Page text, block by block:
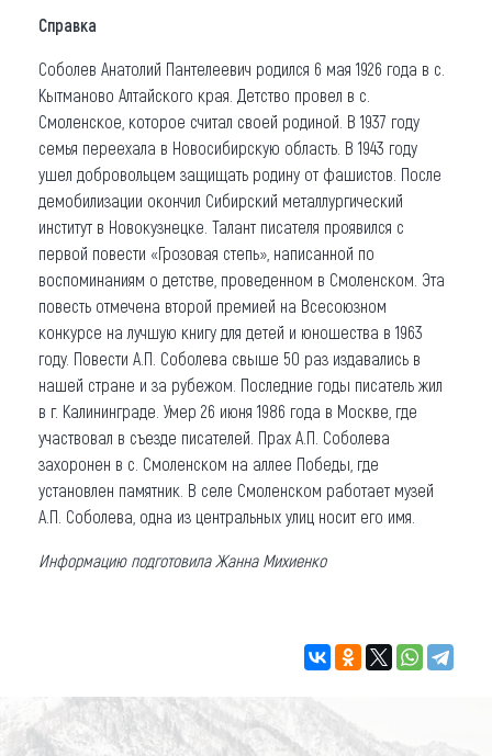
Справка
Соболев Анатолий Пантелеевич родился 6 мая 1926 года в с.
Кытманово Алтайского края. Детство провел в с.
Смоленское, которое считал своей родиной. В 1937 году
семья переехала в Новосибирскую область. В 1943 году
ушел добровольцем защищать родину от фашистов. После
демобилизации окончил Сибирский металлургический
институт в Новокузнецке. Талант писателя проявился с
первой повести «Грозовая степь», написанной по
воспоминаниям о детстве, проведенном в Смоленском. Эта
повесть отмечена второй премией на Всесоюзном
конкурсе на лучшую книгу для детей и юношества в 1963
году. Повести А.П. Соболева свыше 50 раз издавались в
нашей стране и за рубежом. Последние годы писатель жил
в г. Калининграде. Умер 26 июня 1986 года в Москве, где
участвовал в съезде писателей. Прах А.П. Соболева
захоронен в с. Смоленском на аллее Победы, где
установлен памятник. В селе Смоленском работает музей
А.П. Соболева, одна из центральных улиц носит его имя.
Информацию подготовила Жанна Михиенко